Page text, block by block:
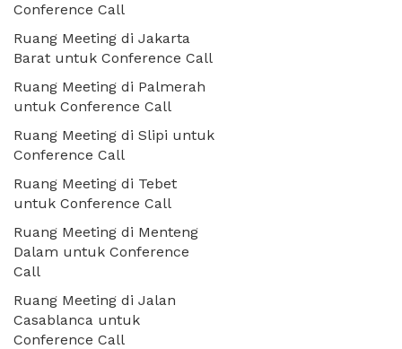
Conference Call
Ruang Meeting di Jakarta
Barat untuk Conference Call
Ruang Meeting di Palmerah
untuk Conference Call
Ruang Meeting di Slipi untuk
Conference Call
Ruang Meeting di Tebet
untuk Conference Call
Ruang Meeting di Menteng
Dalam untuk Conference
Call
Ruang Meeting di Jalan
Casablanca untuk
Conference Call